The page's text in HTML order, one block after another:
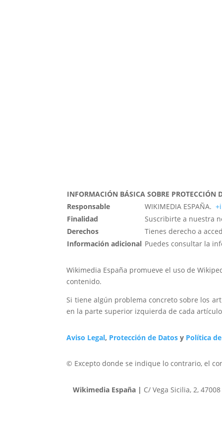
INFORMACIÓN BÁSICA SOBRE PROTECCIÓN
Responsable
WIKIMEDIA ESPAÑA.
Finalidad
Suscribirte a nuestra
Derechos
Tienes derecho a
Información adicional Puedes consultar la
Wikimedia España promueve el uso de
contenido.
Si tiene algún problema concreto sobre los
en la parte superior izquierda de cada
Aviso Legal, Protección de Datos y Política
© Excepto donde se indique lo contrario, el
Wikimedia España | C/ Vega Sicilia, 2,